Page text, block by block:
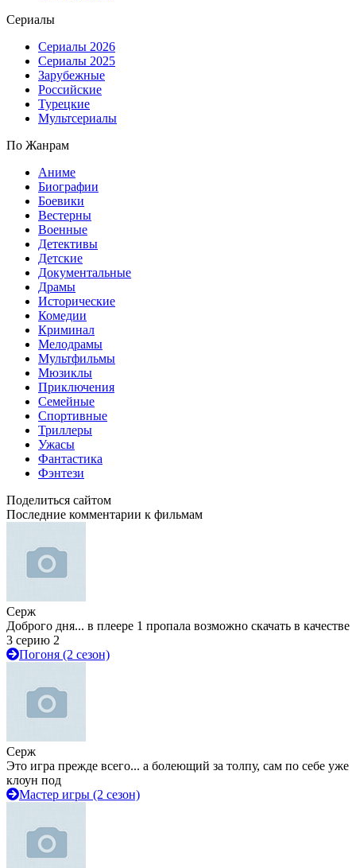
Сериалы
Сериалы 2026
Сериалы 2025
Зарубежные
Российские
Турецкие
Мультсериалы
По Жанрам
Аниме
Биографии
Боевики
Вестерны
Военные
Детективы
Детские
Документальные
Драмы
Исторические
Комедии
Криминал
Мелодрамы
Мультфильмы
Мюзиклы
Приключения
Семейные
Спортивные
Триллеры
Ужасы
Фантастика
Фэнтези
Поделиться сайтом
Последние комментарии к фильмам
Серж
Доброго дня... в плеере 1 пропала возможно скачать в качестве
3 серию 2
Погоня (2 сезон)
Серж
Это игра прежде всего... а болеющий за толпу, сам по себе уже
клоун под
Мастер игры (2 сезон)